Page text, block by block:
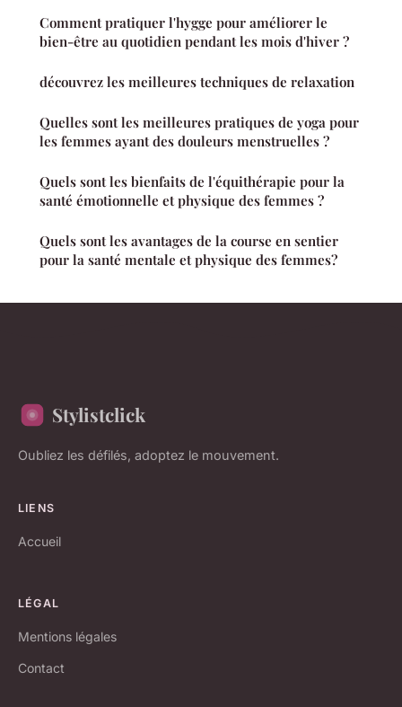
Comment pratiquer l'hygge pour améliorer le
bien-être au quotidien pendant les mois d'hiver ?
découvrez les meilleures techniques de relaxation
Quelles sont les meilleures pratiques de yoga pour
les femmes ayant des douleurs menstruelles ?
Quels sont les bienfaits de l'équithérapie pour la
santé émotionnelle et physique des femmes ?
Quels sont les avantages de la course en sentier
pour la santé mentale et physique des femmes?
Stylistclick
Oubliez les défilés, adoptez le mouvement.
LIENS
Accueil
LÉGAL
Mentions légales
Contact